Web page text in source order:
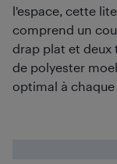
l'espace, cette
comprend un
drap plat et deux
de polyester
optimal à chaque